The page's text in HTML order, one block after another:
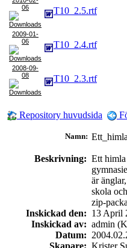
06
T10_2.5.rtf
2009-01-
06
T10_2.4.rtf
2008-09-
08
T10_2.3.rtf
Repository huvudsida
Namn:
Beskrivning: Ett
är
skola
zip-
Inskickad den: 13 April
Inskickad av: admin
Datum: